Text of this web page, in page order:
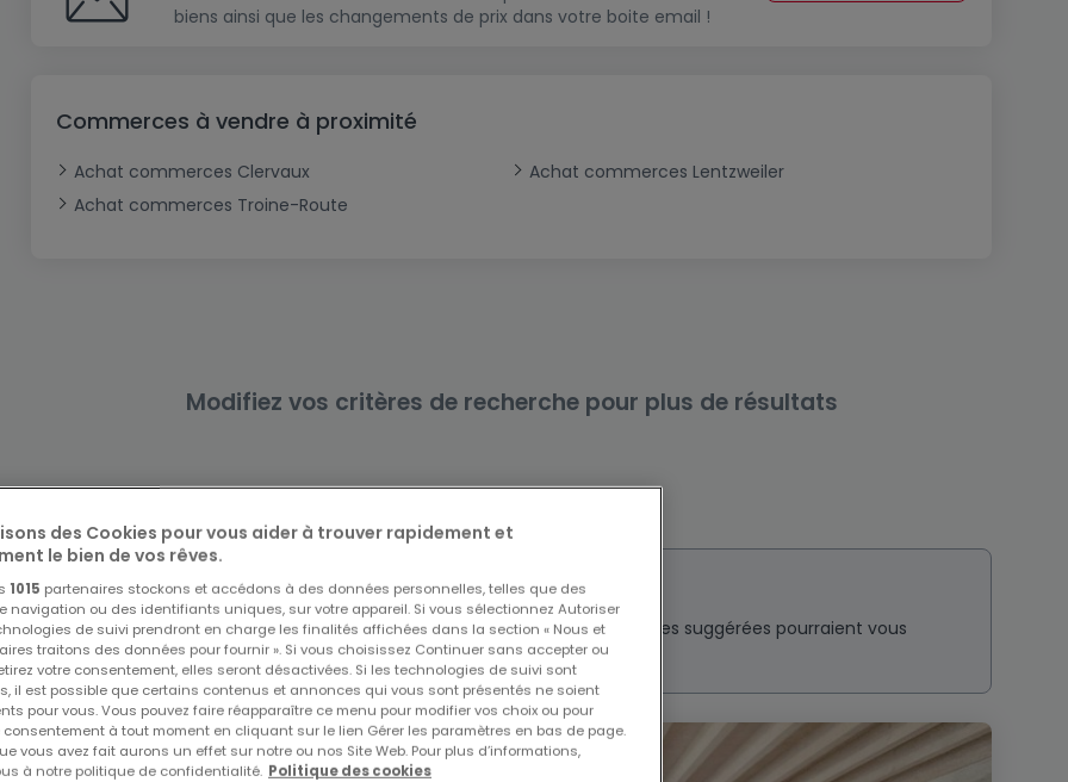
Château
Corps de ferme
Triplex
Mansarde
Terrain non constructible
Garage - Parking
Garage fermé
Bureau
Local commercial
Exploitation agricole
biens ainsi que les changements de prix dans votre boite email !
Commerces à vendre à proximité
Achat commerces Clervaux
Achat commerces Lentzweiler
Achat commerces Troine-Route
Modifiez vos critères de recherche pour plus de résultats
Biens similaires à proximité
Vous n'avez pas trouvé de biens qui vous intéressent ? Ces annonces suggérées pourraient vous
intéresser.
des Cookies pour vous aider à trouver rapidement et
le bien de vos rêves.
1015 partenaires stockons et accédons à des données personnelles, telles que des
navigation ou des identifiants uniques, sur votre appareil. Si vous sélectionnez Autoriser
de suivi prendront en charge les finalités affichées dans la section « Nous et
traitons des données pour fournir ». Si vous choisissez Continuer sans accepter ou
votre consentement, elles seront désactivées. Si les technologies de suivi sont
il est possible que certains contenus et annonces qui vous sont présentés ne soient
pour vous. Vous pouvez faire réapparaître ce menu pour modifier vos choix ou pour
consentement à tout moment en cliquant sur le lien Gérer les paramètres en bas de page.
vous avez fait aurons un effet sur notre ou nos Site Web. Pour plus d’informations,
à notre politique de confidentialité. Politique des cookies